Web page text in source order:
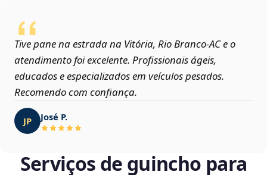
Tive pane na estrada na Vitória, Rio Branco‑AC e o
atendimento foi excelente. Profissionais ágeis,
educados e especializados em veículos pesados.
Recomendo com confiança.
JP José P.
Serviços de guincho para